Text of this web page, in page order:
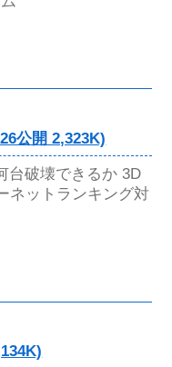
公開 2,323K)
台破壊できるか 3D
ネットランキング対